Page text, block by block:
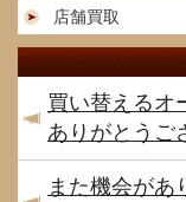
店舗買取
買い替えるオ
ありがとうご
また機会があ